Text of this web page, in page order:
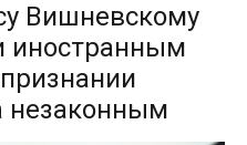
Вишневскому
иностранным
незаконным